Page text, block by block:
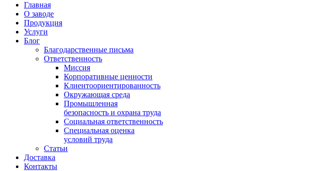
Главная
О заводе
Продукция
Услуги
Блог
Благодарственные письма
Ответственность
Миссия
Корпоративные ценности
Клиентоориентированность
Окружающая среда
Промышленная
безопасность и охрана труда
Социальная ответственность
Специальная оценка
условий труда
Статьи
Доставка
Контакты